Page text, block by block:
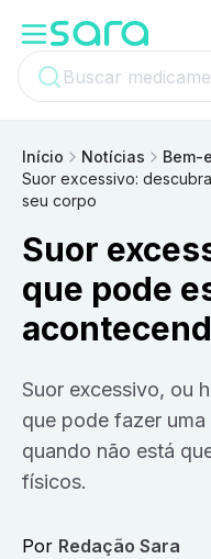
Início Notícias
Bem-
Suor excessivo:
seu corpo
Suor
que pode
Suor excessivo, ou hiperidrose, é uma condição
que pode fazer
quando não está
físicos.
Por Redação Sara